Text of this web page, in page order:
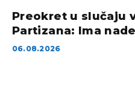
Preokret u slučaju
Partizana: Ima
06.08.2026